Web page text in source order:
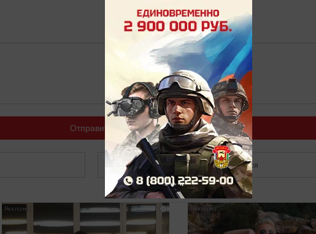
Отправить
Зарегистрироваться
i